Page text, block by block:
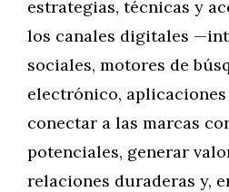
estrategias, técnicas y
los canales digitales
sociales, motores de
electrónico,
conectar a las marcas
potenciales, generar
relaciones duraderas y,